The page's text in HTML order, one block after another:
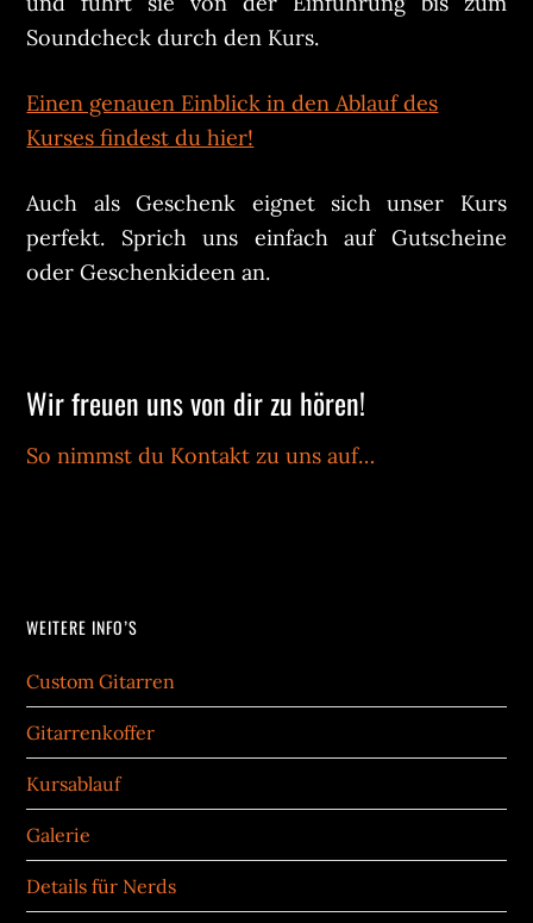
Soundcheck durch den Kurs.
Einen genauen Einblick in den Ablauf des
Kurses findest du hier!
Auch als Geschenk eignet sich unser Kurs
perfekt. Sprich uns einfach auf Gutscheine
oder Geschenkideen an.
Wir freuen uns von dir zu hören!
So nimmst du Kontakt zu uns auf…
WEITERE INFO’S
Custom Gitarren
Gitarrenkoffer
Kursablauf
Galerie
Details für Nerds